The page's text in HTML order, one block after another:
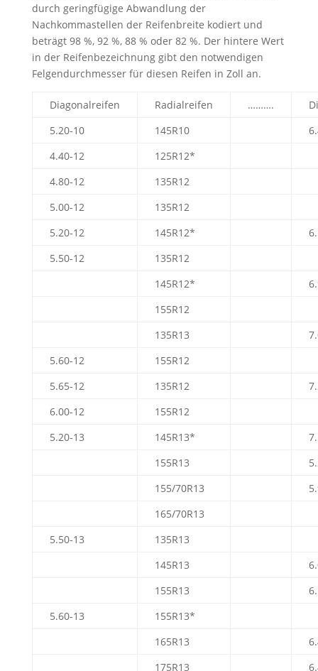
durch geringfügige Abwandlung der
Nachkommastellen der Reifenbreite kodiert und
beträgt 98 %, 92 %, 88 % oder 82 %. Der hintere Wert
in der Reifenbezeichnung gibt den notwendigen
Felgendurchmesser für diesen Reifen in Zoll an.
Diagonalreifen Radialreifen ……….
5.20-10
145R10
4.40-12
125R12*
4.80-12
135R12
5.00-12
135R12
5.20-12
145R12*
5.50-12
135R12
145R12*
155R12
135R13
5.60-12
155R12
5.65-12
135R12
6.00-12
155R12
5.20-13
145R13*
155R13
155/70R13
165/70R13
5.50-13
135R13
145R13
155R13
5.60-13
155R13*
165R13
175R13